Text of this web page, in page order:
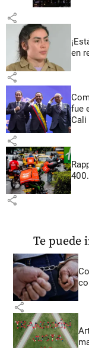
share
en
share
fue
Cali
share
share
Te puede
share